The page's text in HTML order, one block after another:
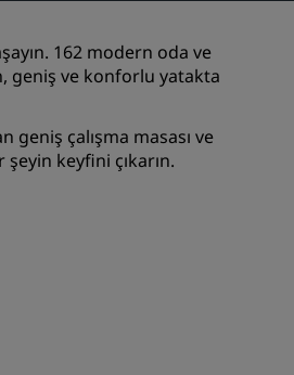
Rewards'u keşfedin
nasıl kullanılır?
162 modern oda ve
geniş ve konforlu yatakta
geniş çalışma masası ve
keyfini çıkarın.